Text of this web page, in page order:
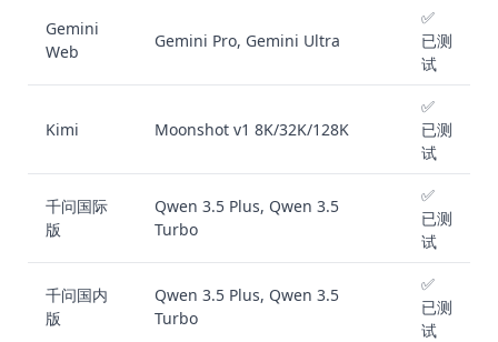
Gemini
Web
Gemini Pro, Gemini Ultra
✅
已测
试
Kimi Moonshot v1 8K/32K/128K
✅
已测
试
千问国际
版
Qwen 3.5 Plus, Qwen 3.5
Turbo
✅
已测
试
千问国内
版
Qwen 3.5 Plus, Qwen 3.5
Turbo
✅
已测
试